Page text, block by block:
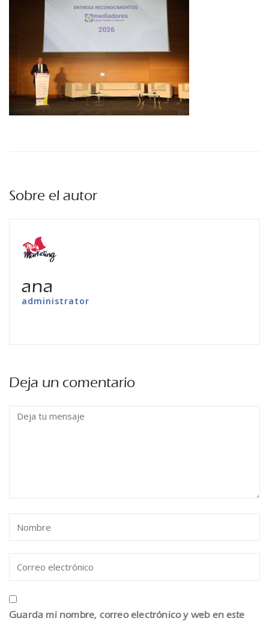
Sobre el autor
ana
administrator
Deja un comentario
Guarda mi nombre, correo electrónico y web en este